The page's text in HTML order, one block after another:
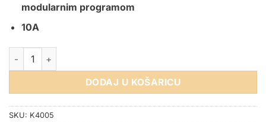
modularnim programom
10A
TIPKALO 10A 1M BTICINO LIVING NOW količina
DODAJ U KOŠARICU
SKU: K4005